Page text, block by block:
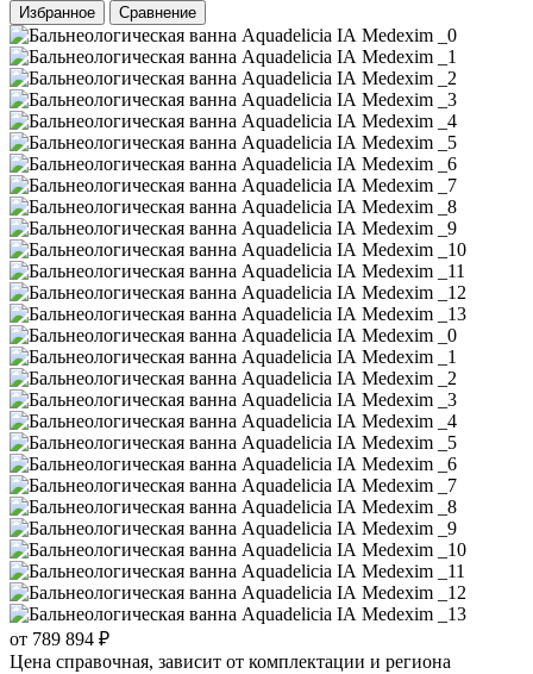
Избранное Сравнение
от 789 894 ₽
Цена справочная, зависит от комплектации и региона